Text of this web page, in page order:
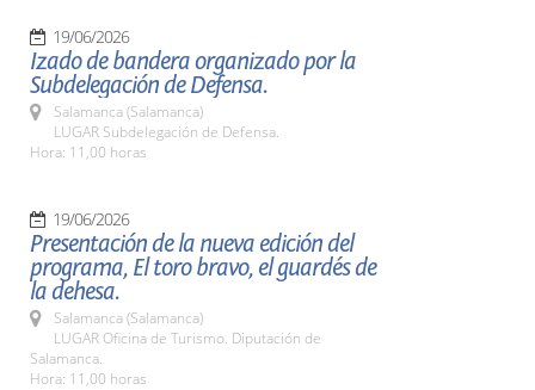
19/06/2026
Izado de bandera organizado por la
Subdelegación de Defensa.
Salamanca (Salamanca)
LUGAR Subdelegación de Defensa.
Hora: 11,00 horas
19/06/2026
Presentación de la nueva edición del
programa, El toro bravo, el guardés de
la dehesa.
Salamanca (Salamanca)
LUGAR Oficina de Turismo. Diputación de
Salamanca.
Hora: 11,00 horas